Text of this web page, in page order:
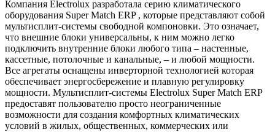
Компания Electrolux разработала серию климатического
оборудования Super Match ERP , которые представляют собой
мультисплит-системы свободной компоновки. Это означает,
что внешние блоки универсальны, к ним можно легко
подключить внутренние блоки любого типа – настенные,
кассетные, потолочные и канальные, – и любой мощности.
Все агрегаты оснащены инверторной технологией которая
обеспечивает энергосбережение и плавную регулировку
мощности. Мультисплит-системы Electrolux Super Match ERP
предоставят пользователю просто неограниченные
возможности для создания комфортных климатических
условий в жилых, общественных, коммерческих или